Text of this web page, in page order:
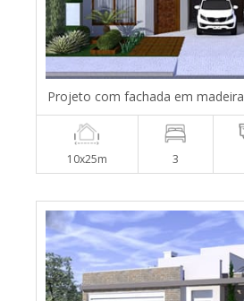
Projeto com fachada em madeira
10x25m 3